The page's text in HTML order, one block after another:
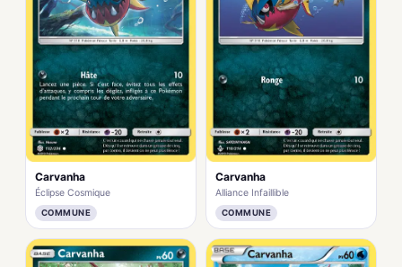
Carvanha
Éclipse Cosmique
COMMUNE
Carvanha
Alliance Infaillible
COMMUNE